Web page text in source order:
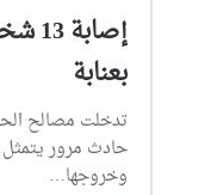
بعنابة
حادث مرور
وخروجها…